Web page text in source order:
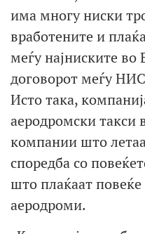
има многу ниски
вработените и
меѓу најниските во
договорот меѓу
Исто така,
аеродромски такси
компании што
споредба со
што плаќаат
аеродроми.